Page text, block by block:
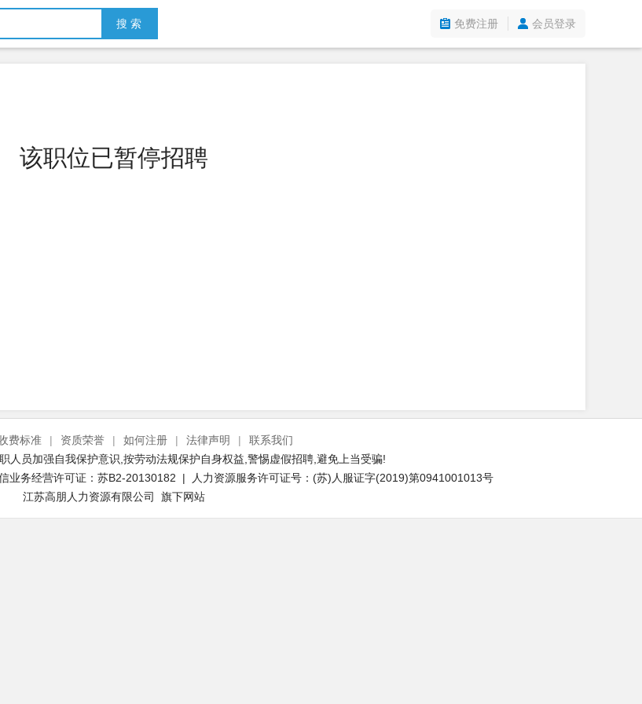
搜 索 免费注册 会员登录
该职位已暂停招聘
费标准 | 资质荣誉 | 如何注册 | 法律声明 |
联系我们
人员加强自我保护意识,按劳动法规保护自身权益,警惕虚假招聘,避免上当受骗!
业务经营许可证：苏B2-20130182 | 人力资源服务许可证号：(苏)人服证字(2019)第0941001013号
江苏高朋人力资源有限公司 旗下网站